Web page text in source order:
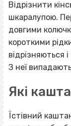
Відрізнити
шкаралупою.
довгими
короткими
відрізняються
З неї
Які
Їстівний